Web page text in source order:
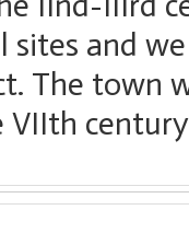
sites and
The town